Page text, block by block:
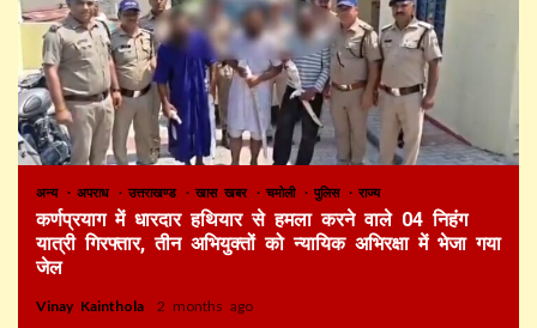
अन्य अपराध उत्तराखण्ड खास खबर चमोली पुलिस राज्य
कर्णप्रयाग में धारदार हथियार से हमला करने वाले 04 निहंग
यात्री गिरफ्तार, तीन अभियुक्तों को न्यायिक अभिरक्षा में भेजा गया
जेल
Vinay Kainthola 2 months ago